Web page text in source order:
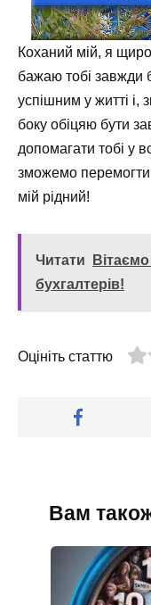
Коханий мій, я
бажаю тобі завжди
успішним у житті і,
боку обіцяю бути
допомагати тобі у
зможемо перемогти
мій рідний!
Читати
бухгалтерів!
Оцініть статтю
Вам